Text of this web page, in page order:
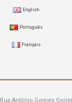
English
Português
Français
Rua António Gomes